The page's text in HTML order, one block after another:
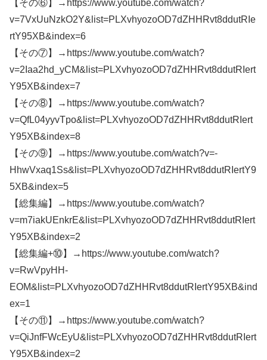
【その⑥】→https://www.youtube.com/watch?
v=7VxUuNzkO2Y&list=PLXvhyozoOD7dZHHRvt8ddutRIe
rtY95XB&index=6
【その⑦】→https://www.youtube.com/watch?
v=2Iaa2hd_yCM&list=PLXvhyozoOD7dZHHRvt8ddutRIert
Y95XB&index=7
【その⑧】→https://www.youtube.com/watch?
v=QfL04yyvTpo&list=PLXvhyozoOD7dZHHRvt8ddutRIert
Y95XB&index=8
【その⑨】→https://www.youtube.com/watch?v=-
HhwVxaq1Ss&list=PLXvhyozoOD7dZHHRvt8ddutRIertY9
5XB&index=5
【総集編】→https://www.youtube.com/watch?
v=m7iakUEnkrE&list=PLXvhyozoOD7dZHHRvt8ddutRIert
Y95XB&index=2
【総集編+⑩】→https://www.youtube.com/watch?
v=RwVpyHH-
EOM&list=PLXvhyozoOD7dZHHRvt8ddutRIertY95XB&ind
ex=1
【その⑪】→https://www.youtube.com/watch?
v=QiJnfFWcEyU&list=PLXvhyozoOD7dZHHRvt8ddutRIert
Y95XB&index=2